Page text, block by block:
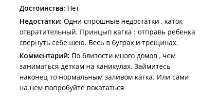
Достоинства: Нет
Недостатки: Одни спрошные недостатки , каток
отвратительный. Принцып катка : отправь ребенка
свернуть себе шею. Весь в буграх и трещинах.
Комментарий: По близости много домов , чем
заниматься деткам на каникулах. Займитесь
наконец то нормальным заливом катка. Или сами
на нем попробуйте покататься